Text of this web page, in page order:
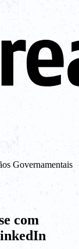
Governamentais
com